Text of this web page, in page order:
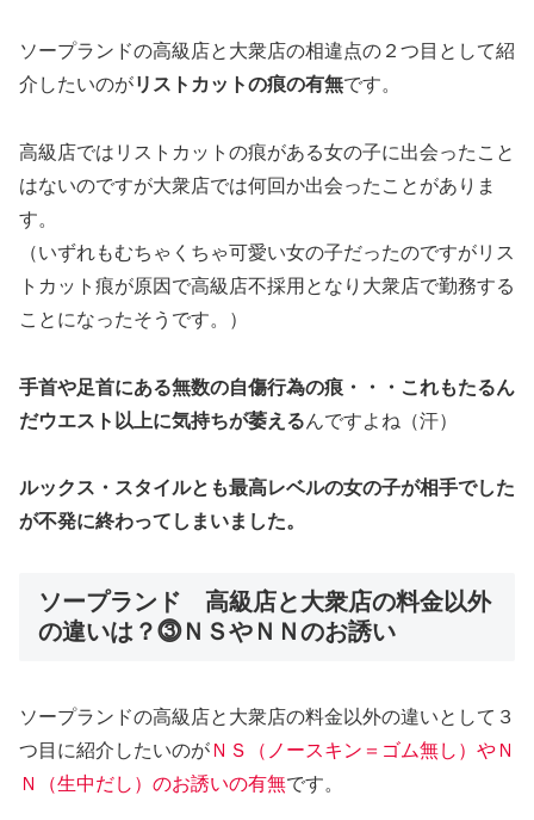
ソープランドの高級店と大衆店の相違点の２つ目として紹
介したいのがリストカットの痕の有無です。
高級店ではリストカットの痕がある女の子に出会ったこと
はないのですが大衆店では何回か出会ったことがありま
す。
（いずれもむちゃくちゃ可愛い女の子だったのですがリス
トカット痕が原因で高級店不採用となり大衆店で勤務する
ことになったそうです。）
手首や足首にある無数の自傷行為の痕・・・これもたるん
だウエスト以上に気持ちが萎えるんですよね（汗）
ルックス・スタイルとも最高レベルの女の子が相手でした
が不発に終わってしまいました。
ソープランド 高級店と大衆店の料金以外
の違いは？⓷ＮＳやＮＮのお誘い
ソープランドの高級店と大衆店の料金以外の違いとして３
つ目に紹介したいのが ＮＳ（ノースキン＝ゴム無し）やＮ
Ｎ（生中だし）のお誘いの有無です。